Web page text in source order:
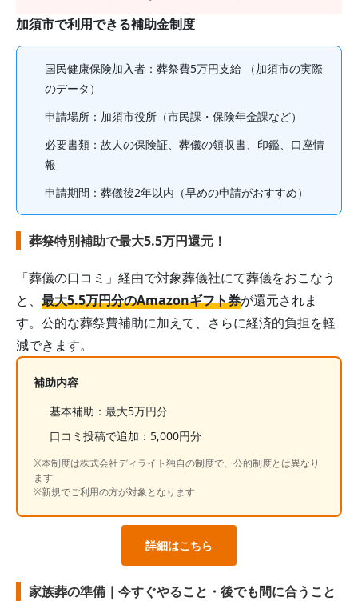
加須市で利用できる補助金制度
国民健康保険加入者 ：葬祭費5万円支給 （加須市の実際
のデータ）
申請場所： 加須市役所（市民課・保険年金課など）
必要書類：故人の保険証、葬儀の領収書、印鑑、口座情
報
申請期間： 葬儀後2年以内 （早めの申請がおすすめ）
葬祭特別補助で最大5.5万円還元！
「葬儀の口コミ」経由で対象葬儀社にて葬儀をおこなう
と、 最大5.5万円分のAmazonギフト券が還元されま
す。公的な葬祭費補助に加えて、さらに経済的負担を軽
減できます。
補助内容
基本補助：最大5万円分
口コミ投稿で追加：5,000円分
※本制度は株式会社ディライト独自の制度で、公的制度とは異なり
ます
※新規でご利用の方が対象となります
詳細はこちら
家族葬の準備｜今すぐやること・後でも間に合うこと